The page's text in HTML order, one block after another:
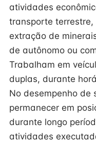
atividades
transporte
extração de
de autônomo ou
Trabalham em
duplas, durante
No desempenho de
permanecer em
durante longo
atividades